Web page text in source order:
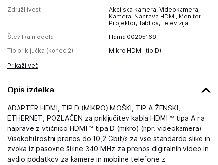
Združljivost
Akcijska kamera, Videokamera,
Kamera, Naprava HDMI, Monitor,
Projektor, Tablica, Televizija
Številka modela
Hama 00205168
Tip priključka (konec 2)
Mikro HDMI (tip D)
Prikaži več
Opis izdelka
ADAPTER HDMI, TIP D (MIKRO) MOŠKI, TIP A ŽENSKI,
ETHERNET, POZLAČEN za priključitev kabla HDMI ™ tipa A na
naprave z vtičnico HDMI ™ tipa D (mikro) (npr. videokamera)
Visokohitrostni prenos do 10,2 Gbit/s za vse standarde slike in
zvoka iz pasovne širine 340 MHz za prenos digitalnih video in
avdio podatkov za kamere in mobilne telefone z